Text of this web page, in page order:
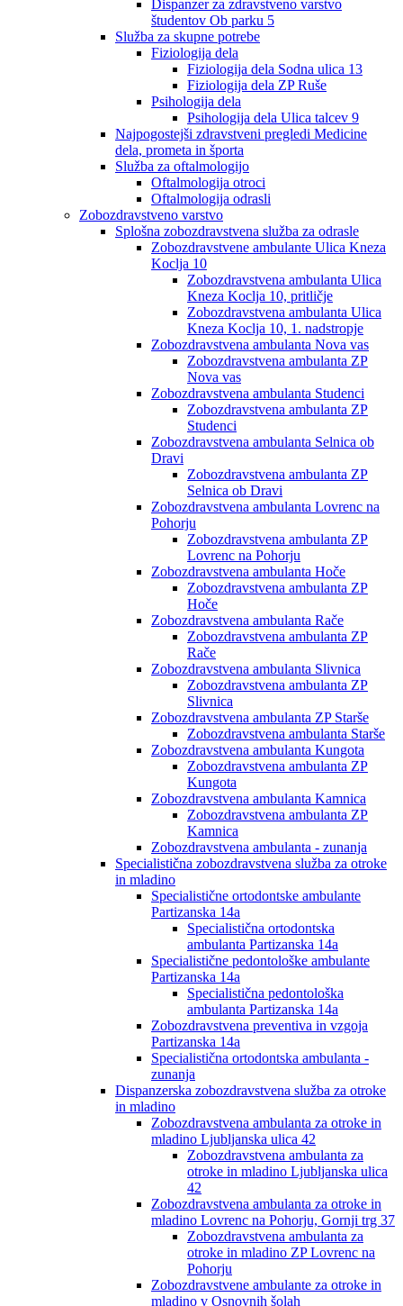
Dispanzer za zdravstveno varstvo
študentov Ob parku 5
Služba za skupne potrebe
Fiziologija dela
Fiziologija dela Sodna ulica 13
Fiziologija dela ZP Ruše
Psihologija dela
Psihologija dela Ulica talcev 9
Najpogostejši zdravstveni pregledi Medicine
dela, prometa in športa
Služba za oftalmologijo
Oftalmologija otroci
Oftalmologija odrasli
Zobozdravstveno varstvo
Splošna zobozdravstvena služba za odrasle
Zobozdravstvene ambulante Ulica Kneza
Koclja 10
Zobozdravstvena ambulanta Ulica
Kneza Koclja 10, pritličje
Zobozdravstvena ambulanta Ulica
Kneza Koclja 10, 1. nadstropje
Zobozdravstvena ambulanta Nova vas
Zobozdravstvena ambulanta ZP
Nova vas
Zobozdravstvena ambulanta Studenci
Zobozdravstvena ambulanta ZP
Studenci
Zobozdravstvena ambulanta Selnica ob
Dravi
Zobozdravstvena ambulanta ZP
Selnica ob Dravi
Zobozdravstvena ambulanta Lovrenc na
Pohorju
Zobozdravstvena ambulanta ZP
Lovrenc na Pohorju
Zobozdravstvena ambulanta Hoče
Zobozdravstvena ambulanta ZP
Hoče
Zobozdravstvena ambulanta Rače
Zobozdravstvena ambulanta ZP
Rače
Zobozdravstvena ambulanta Slivnica
Zobozdravstvena ambulanta ZP
Slivnica
Zobozdravstvena ambulanta ZP Starše
Zobozdravstvena ambulanta Starše
Zobozdravstvena ambulanta Kungota
Zobozdravstvena ambulanta ZP
Kungota
Zobozdravstvena ambulanta Kamnica
Zobozdravstvena ambulanta ZP
Kamnica
Zobozdravstvena ambulanta - zunanja
Specialistična zobozdravstvena služba za otroke
in mladino
Specialistične ortodontske ambulante
Partizanska 14a
Specialistična ortodontska
ambulanta Partizanska 14a
Specialistične pedontološke ambulante
Partizanska 14a
Specialistična pedontološka
ambulanta Partizanska 14a
Zobozdravstvena preventiva in vzgoja
Partizanska 14a
Specialistična ortodontska ambulanta -
zunanja
Dispanzerska zobozdravstvena služba za otroke
in mladino
Zobozdravstvena ambulanta za otroke in
mladino Ljubljanska ulica 42
Zobozdravstvena ambulanta za
otroke in mladino Ljubljanska ulica
42
Zobozdravstvena ambulanta za otroke in
mladino Lovrenc na Pohorju, Gornji trg 37
Zobozdravstvena ambulanta za
otroke in mladino ZP Lovrenc na
Pohorju
Zobozdravstvene ambulante za otroke in
mladino v Osnovnih šolah